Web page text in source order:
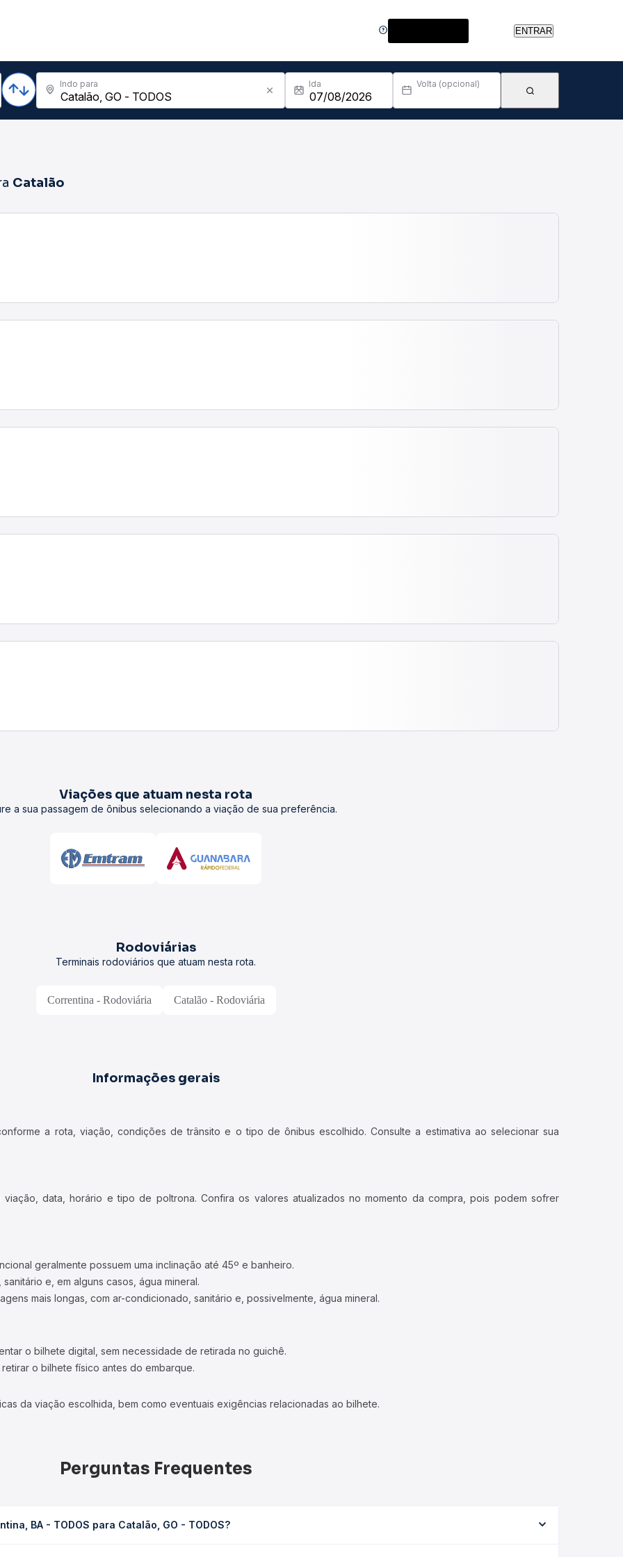
ENTRAR
Indo para Ida Volta (opcional)
Catalão
Viações que atuam nesta rota
a sua passagem de ônibus selecionando a viação de sua preferência.
Rodoviárias
Terminais rodoviários que atuam nesta rota.
Correntina - Rodoviária Catalão - Rodoviária
Informações gerais
a rota, viação, condições de trânsito e o tipo de ônibus escolhido. Consulte a estimativa ao selecionar sua
data, horário e tipo de poltrona. Confira os valores atualizados no momento da compra, pois podem sofrer
geralmente possuem uma inclinação até 45º e banheiro.
e, em alguns casos, água mineral.
mais longas, com ar-condicionado, sanitário e, possivelmente, água mineral.
o bilhete digital, sem necessidade de retirada no guichê.
o bilhete físico antes do embarque.
da viação escolhida, bem como eventuais exigências relacionadas ao bilhete.
Perguntas Frequentes
BA - TODOS para Catalão, GO - TODOS?